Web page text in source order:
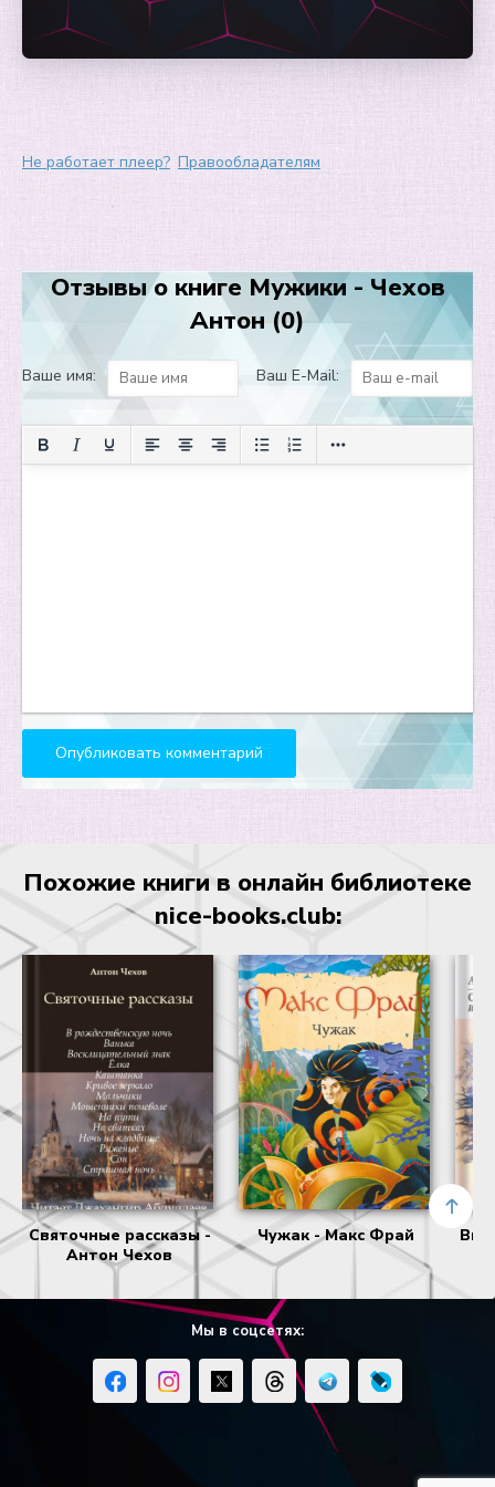
Не работает плеер? Правообладателям
Отзывы о книге Мужики - Чехов
Антон (0)
Ваше имя: Ваш E-Mail:
Похожие книги в онлайн библиотеке
nice-books.club:
Святочные рассказы -
Антон Чехов
Чужак - Макс Фрай
Мы в соцсетях: